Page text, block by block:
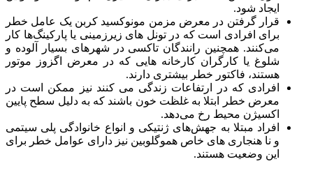
ایجاد شود.
قرار گرفتن در معرض مزمن مونوکسید کربن یک عامل خطر
برای افرادی است که در تونل‌ های زیرزمینی یا پارکینگ‌ها کار
می‌کنند. همچنین رانندگان تاکسی در شهرهای بسیار آلوده و
شلوغ یا کارگران کارخانه‌ هایی که در معرض اگزوز موتور
هستند، فاکتور خطر بیشتری دارند.
افرادی که در ارتفاعات زندگی می‌ کنند نیز ممکن است در
معرض خطر ابتلا به غلظت خون باشند که به دلیل سطح پایین
اکسیژن محیط رخ می‌دهد.
افراد مبتلا به جهش‌های ژنتیکی و انواع خانوادگی پلی سیتمی
و نا هنجاری‌ های خاص هموگلوبین نیز دارای عوامل خطر برای
این وضعیت هستند.